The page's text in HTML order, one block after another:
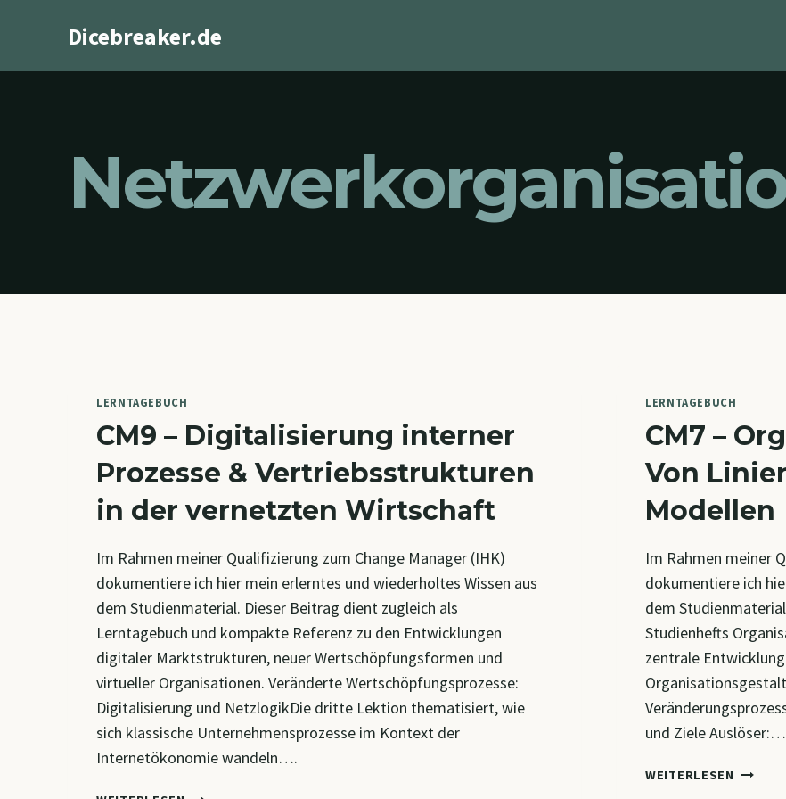
Dicebreaker.de
LERNTAGEBUCH
CM9 – Digitalisierung interner
Prozesse & Vertriebsstrukturen
in der vernetzten Wirtschaft
Im Rahmen meiner Qualifizierung zum Change Manager (IHK)
dokumentiere ich hier mein erlerntes und wiederholtes Wissen aus
dem Studienmaterial. Dieser Beitrag dient zugleich als
Lerntagebuch und kompakte Referenz zu den Entwicklungen
digitaler Marktstrukturen, neuer Wertschöpfungsformen und
virtueller Organisationen. Veränderte Wertschöpfungsprozesse:
Digitalisierung und NetzlogikDie dritte Lektion thematisiert, wie
sich klassische Unternehmensprozesse im Kontext der
Internetökonomie wandeln….
CM9
LERNTAGEBUCH
CM7 –
Von
Modellen
Im Rahmen meiner
dokumentiere ich
dem
Studienhefts
zentrale
und Ziele Auslöser:…
WEITERLESEN CM7